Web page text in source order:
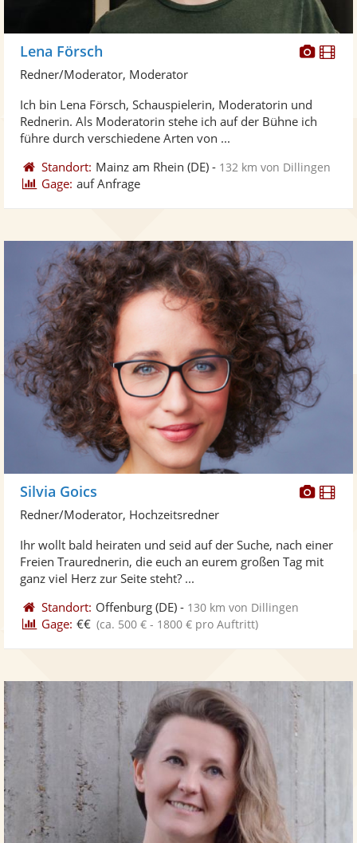
Lena Försch
Redner/Moderator, Moderator
Ich bin Lena Försch, Schauspielerin, Moderatorin und
Rednerin. Als Moderatorin stehe ich auf der Bühne ich
führe durch verschiedene Arten von ...
Standort: Mainz am Rhein (DE) - 132 km von Dillingen
Gage: auf Anfrage
Fotos
Silvia Goics
Redner/Moderator, Hochzeitsredner
Ihr wollt bald heiraten und seid auf der Suche, nach einer
Freien Traurednerin, die euch an eurem großen Tag mit
ganz viel Herz zur Seite steht? ...
Standort: Offenburg (DE) - 130 km von Dillingen
Gage: €€ (ca. 500 € - 1800 € pro Auftritt)